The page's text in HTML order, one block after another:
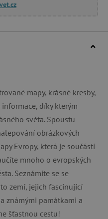
mapy, krásné kresby,
díky kterým
světa. Spoustu
obrázkových
Evropy, která je součástí
mnoho o evropských
Seznámíte se se
zemí, jejich fascinující
známými památkami a
šťastnou cestu!